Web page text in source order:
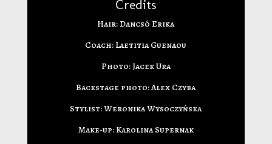
Credits
Hair: Dancsó Erika
Coach: Laetitia Guenaou
Photo: Jacek Ura
Backstage photo: Alex Czyba
Stylist: Weronika Wysoczyńska
Make-up: Karolina Supernak